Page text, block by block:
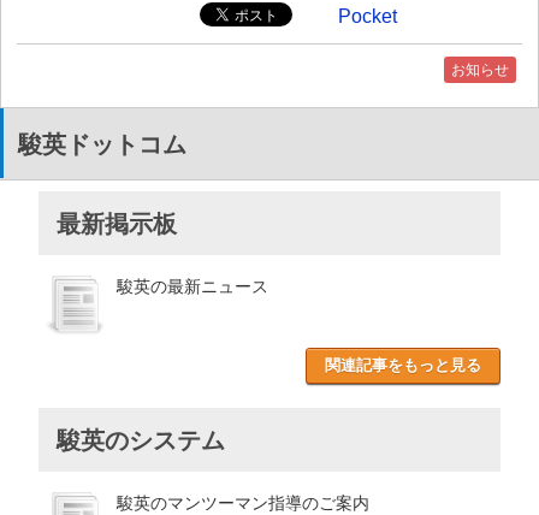
Pocket
お知らせ
駿英ドットコム
最新掲示板
駿英の最新ニュース
関連記事をもっと見る
駿英のシステム
駿英のマンツーマン指導のご案内